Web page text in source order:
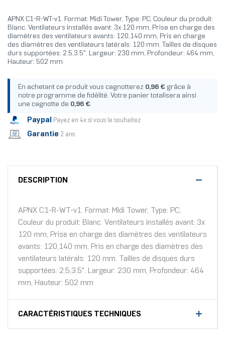
APNX C1-R-WT-v1. Format: Midi Tower, Type: PC, Couleur du produit:
Blanc. Ventilateurs installés avant: 3x 120 mm, Prise en charge des
diamètres des ventilateurs avants: 120,140 mm, Pris en charge
des diamètres des ventilateurs latérals: 120 mm. Tailles de disques
durs supportées: 2.5,3.5". Largeur: 230 mm, Profondeur: 464 mm,
Hauteur: 502 mm
En achetant ce produit vous cagnotterez 0,96 € grâce à
notre programme de fidélité. Votre panier totalisera ainsi
une cagnotte de 0,96 €.
Paypal Payez en 4x si vous le souhaitez
Garantie 2 ans
DESCRIPTION
APNX C1-R-WT-v1. Format: Midi Tower, Type: PC,
Couleur du produit: Blanc. Ventilateurs installés avant: 3x
120 mm, Prise en charge des diamètres des ventilateurs
avants: 120,140 mm, Pris en charge des diamètres des
ventilateurs latérals: 120 mm. Tailles de disques durs
supportées: 2.5,3.5". Largeur: 230 mm, Profondeur: 464
mm, Hauteur: 502 mm
CARACTÉRISTIQUES TECHNIQUES